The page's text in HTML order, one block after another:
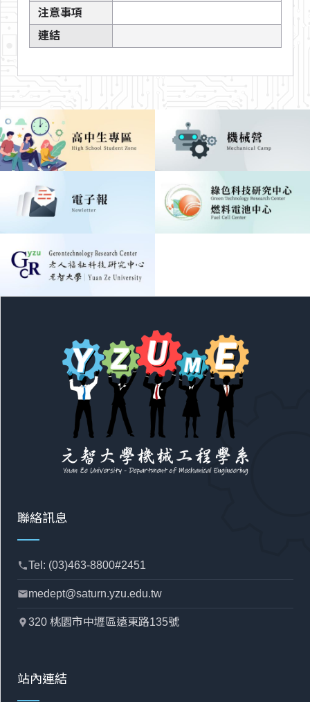
注意事項
連結
聯絡訊息
phoneTel: (03)463-8800#2451
mailmedept@saturn.yzu.edu.tw
location_pin320 桃園市中壢區遠東路135號
站內連結